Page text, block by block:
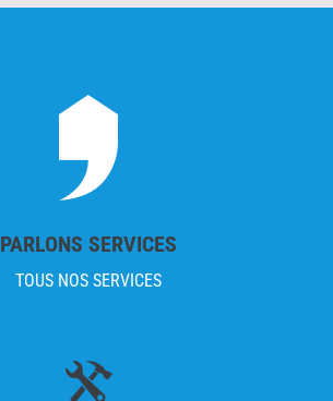
PARLONS SERVICES
TOUS NOS SERVICES